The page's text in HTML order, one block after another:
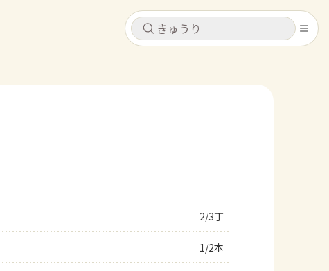
キャンセル
レシピ
キャンセル
2/3丁
1/2本